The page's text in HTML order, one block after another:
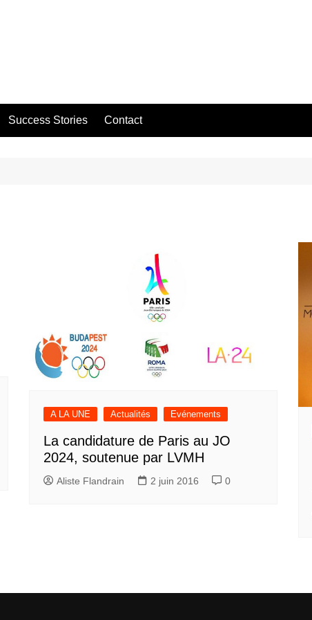
Success Stories Contact
A LA UNE Actualités Evénements
La candidature de Paris au JO
2024, soutenue par LVMH
Aliste Flandrain 2 juin 2016 0